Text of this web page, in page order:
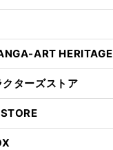
ART HERITAGE
ターズストア